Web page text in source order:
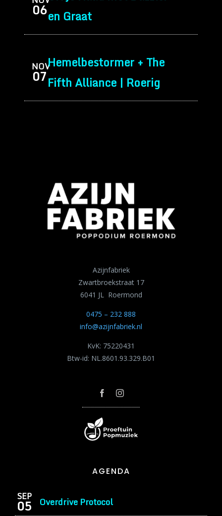
06en Graat
NOV
07
Hemelbestormer + The
Fifth Alliance | Roerig
AGENDA
SEP
05 Overdrive Protocol
Azijnfabriek
Zwartbroekstraat 17
6041 JL Roermond
0475 – 232 888
info@azijnfabriek.nl
KvK: 75220431
Btw-id: NL.8601.93.329.B01